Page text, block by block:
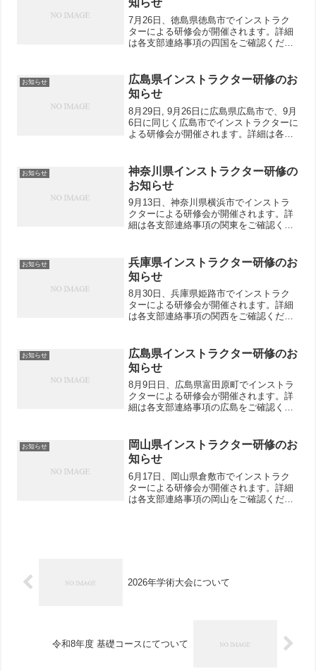
知らせ
7月26日、徳島県徳島市でインストラク
ターによる研修会が開催されます。詳細
は各支部連絡事項の四国をご確認くださ
お知らせ
広島県インストラクター研修のお
知らせ
8月29日, 9月26日に広島県広島市で、9月
6日に同じく広島市でインストラクターに
よる研修会が開催されます。詳細は各支
お知らせ
神奈川県インストラクター研修の
お知らせ
9月13日、神奈川県横浜市でインストラ
クターによる研修会が開催されます。詳
細は各支部連絡事項の関東をご確認くだ
お知らせ
兵庫県インストラクター研修のお
知らせ
8月30日、兵庫県姫路市でインストラク
ターによる研修会が開催されます。詳細
は各支部連絡事項の関西をご確認くださ
お知らせ
広島県インストラクター研修のお
知らせ
8月9日日、広島県富田原町でインストラ
クターによる研修会が開催されます。詳
細は各支部連絡事項の広島をご確認くだ
お知らせ
岡山県インストラクター研修のお
知らせ
6月17日、岡山県倉敷市でインストラク
ターによる研修会が開催されます。詳細
は各支部連絡事項の岡山をご確認くださ
2026年学術大会について
令和8年度 基礎コースにてついて